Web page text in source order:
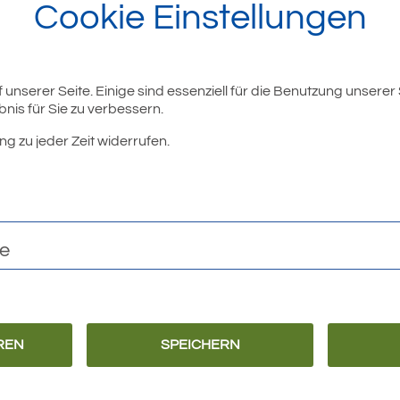
Cookie Einstellungen
Seite. Einige sind essenziell für die Benutzung
für Sie zu verbessern.
zu jeder Zeit widerrufen.
SPEICHERN